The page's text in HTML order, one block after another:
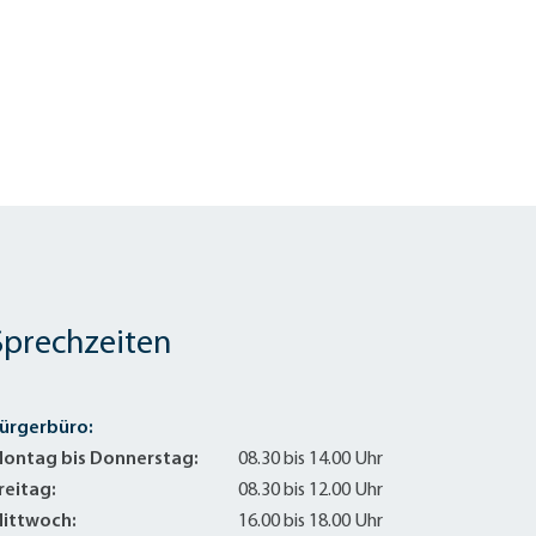
bis Donnerstag:
08.30 bis 14.00 Uhr
08.30 bis 12.00 Uhr
16.00 bis 18.00 Uhr